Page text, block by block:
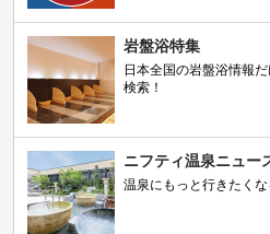
岩盤浴特集
日本全国の岩盤浴情報
検索！
ニフティ温泉ニュー
温泉にもっと行きたく